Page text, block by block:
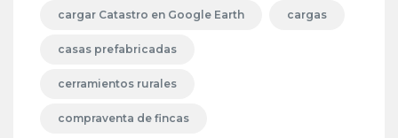
cargar Catastro en Google Earth cargas
casas prefabricadas
cerramientos rurales
compraventa de fincas